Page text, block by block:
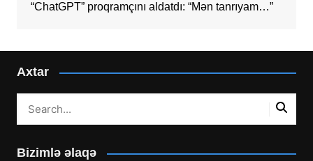
“ChatGPT” proqramçını aldatdı: “Mən tanrıyam…”
Axtar
Bizimlə əlaqə